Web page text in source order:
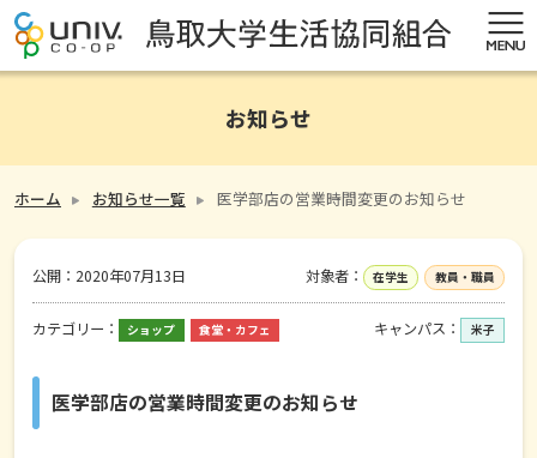
お知らせ
ホーム お知らせ一覧 医学部店の営業時間変更のお知らせ
公開： 2020年07月13日 対象者： 在学生 教員・職員
カテゴリー： ショップ 食堂・カフェ キャンパス： 米子
医学部店の営業時間変更のお知らせ